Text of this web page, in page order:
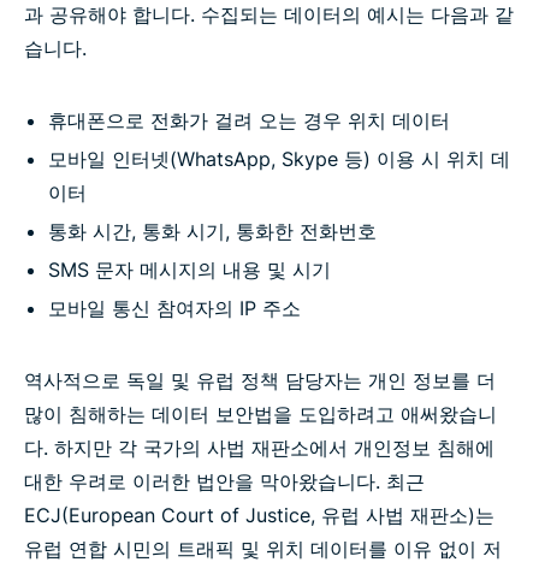
과 공유해야 합니다. 수집되는 데이터의 예시는 다음과 같
습니다.
휴대폰으로 전화가 걸려 오는 경우 위치 데이터
모바일 인터넷(WhatsApp, Skype 등) 이용 시 위치 데
이터
통화 시간, 통화 시기, 통화한 전화번호
SMS 문자 메시지의 내용 및 시기
모바일 통신 참여자의 IP 주소
역사적으로 독일 및 유럽 정책 담당자는 개인 정보를 더
많이 침해하는 데이터 보안법을 도입하려고 애써왔습니
다. 하지만 각 국가의 사법 재판소에서 개인정보 침해에
대한 우려로 이러한 법안을 막아왔습니다. 최근
ECJ(European Court of Justice, 유럽 사법 재판소)는
유럽 연합 시민의 트래픽 및 위치 데이터를 이유 없이 저